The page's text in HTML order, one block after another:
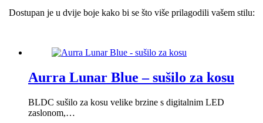
Dostupan je u dvije boje kako bi se što više prilagodili vašem stilu:
Aurra Lunar Blue – sušilo za kosu
BLDC sušilo za kosu velike brzine s digitalnim LED
zaslonom,…